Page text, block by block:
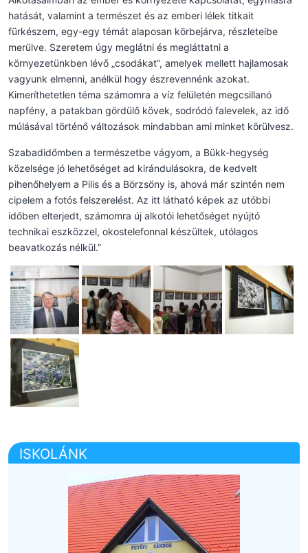
hatását, valamint a természet és az emberi lélek titkait
fürkészem, egy-egy témát alaposan körbejárva, részleteibe
merülve. Szeretem úgy meglátni és megláttatni a
környezetünkben lévő „csodákat”, amelyek mellett hajlamosak
vagyunk elmenni, anélkül hogy észrevennénk azokat.
Kimeríthetetlen téma számomra a víz felületén megcsillanó
napfény, a patakban gördülő kövek, sodródó falevelek, az idő
múlásával történő változások mindabban ami minket körülvesz.
Szabadidőmben a természetbe vágyom, a Bükk-hegység
közelsége jó lehetőséget ad kirándulásokra, de kedvelt
pihenőhelyem a Pilis és a Börzsöny is, ahová már szintén nem
cipelem a fotós felszerelést. Az itt látható képek az utóbbi
időben elterjedt, számomra új alkotói lehetőséget nyújtó
technikai eszközzel, okostelefonnal készültek, utólagos
beavatkozás nélkül.”
ISKOLÁNK